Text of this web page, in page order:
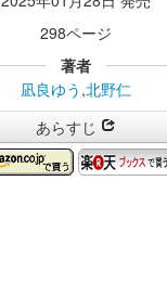
298ページ
著者
凪良ゆう ,北野仁
あらすじ